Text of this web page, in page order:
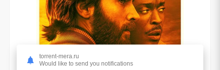
torrent-mera.ru
Would like to send you notifications